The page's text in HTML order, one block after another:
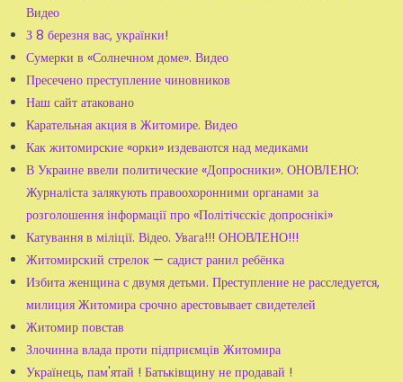
Видео
З 8 березня вас, українки!
Сумерки в «Солнечном доме». Видео
Пресечено преступление чиновников
Наш сайт атаковано
Карательная акция в Житомире. Видео
Как житомирские «орки» издеваются над медиками
В Украине ввели политические «Допросники». ОНОВЛЕНО:
Журналіста залякують правоохоронними органами за
розголошення інформації про «Політічєскіє допроснікі»
Катування в міліції. Відео. Увага!!! ОНОВЛЕНО!!!
Житомирский стрелок — садист ранил ребёнка
Избита женщина с двумя детьми. Преступление не расследуется,
милиция Житомира срочно арестовывает свидетелей
Житомир повстав
Злочинна влада проти підприємців Житомира
Українець, пам'ятай ! Батьківщину не продавай !